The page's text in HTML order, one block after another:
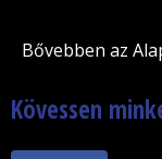
Bővebben az
Kövessen